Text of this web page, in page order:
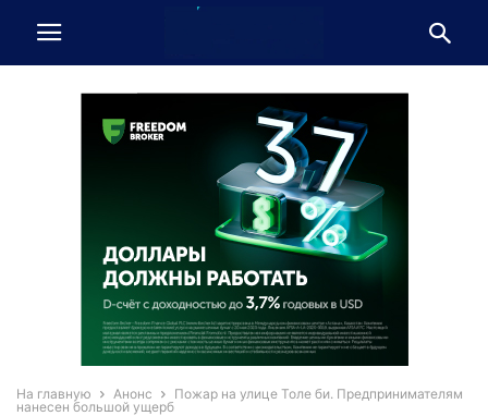
На главную Анонс
Пожар на улице Толе би. Предпринимателям
нанесен большой ущерб